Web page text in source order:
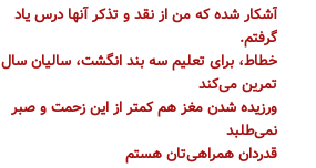
آشکار شده که من از نقد و تذکر آنها درس یاد
گرفتم.
خطاط، برای تعلیم سه بند انگشت، سالیان سال
تمرین می‌کند
ورزیده شدن مغز هم کمتر از این زحمت و صبر
نمی‌طلبد
قدردان همراهی‌تان هستم